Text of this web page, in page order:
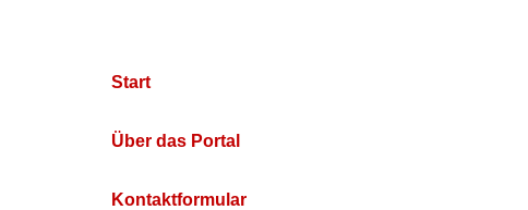
Start
Über das Portal
Kontaktformular